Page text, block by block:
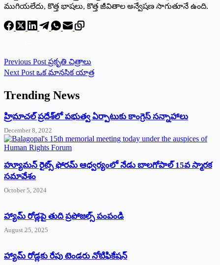
ముగియలేదు, కొత్త భాషలు, కొత్త జీవితాల అన్వేషణ సాగుతూనే ఉంది.
Previous Post ప్రకృతి చిత్రాలు
Next Post ఒక మానసిక యాత్ర
Trending News
‌హ్రిమాచల్‌ ‌ప్రదేశ్‌లో పభుత్వ ఏర్పాటుకు కాంగ్రెస్‌ ‌సన్నాహాలు
December 8, 2022
హ్యూమన్‌ రైట్స్‌ ఫోరమ్‌ ఆధ్వర్యంలో నేడు బాలగోపాల్‌ 15వ స్మారక
సమావేశం
October 5, 2024
హ్యామ్‌ రోడ్లపై తుది ప్రపోజల్స్‌ పంపండి
August 25, 2025
హ్యామ్‌ రోడ్లకు రేపు టెండరు నోటిఫికేషన్‌